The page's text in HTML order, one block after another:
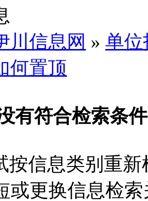
川信息网 » 单位
何置顶
有符合检索条
按信息类别重
或更换信息检